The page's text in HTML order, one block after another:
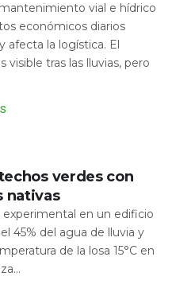
vial e hídrico
económicos diarios
afecta la logística. El
visible tras las lluvias, pero
verdes con
nativas
experimental en un edificio
45% del agua de lluvia y
de la losa 15°C en